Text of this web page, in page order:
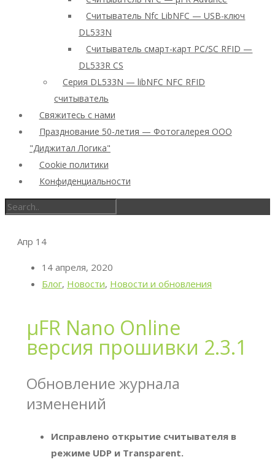
Считыватель Nfc LibNFC — USB-ключ
DL533N
Считыватель смарт-карт PC/SC RFID —
DL533R CS
Серия DL533N — libNFC NFC RFID
считыватель
Свяжитесь с нами
Празднование 50-летия — Фотогалерея ООО
"Диджитал Логика"
Cookie политики
Конфиденциальности
Апр 14
14 апреля, 2020
Блог, Новости, Новости и обновления
μFR Nano Online
версия прошивки 2.3.1
Обновление журнала
изменений
Исправлено открытие считывателя в
режиме UDP и Transparent.